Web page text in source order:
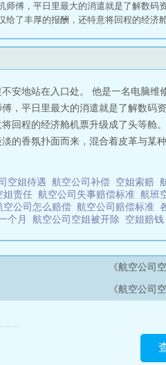
师傅，平日里最大的消遣就是了解数码
给了丰厚的报酬，还特意将回程的经济
眼前豁然开朗。 航司的精神损失补偿—
安地站在入口处。 他是一名电脑
，平日里最大的消遣就是了解数码
回程的经济舱机票升级成了头等
的香氛扑面而来，混合着皮革与
空姐待遇 航空公司补偿 空姐索赔
姐责任 航空公司失事赔偿标准 航班
空公司怎么赔偿 航空公司赔偿标准
个月 航空公司空姐被开除 空姐赔钱
《航空公司
《航空公司